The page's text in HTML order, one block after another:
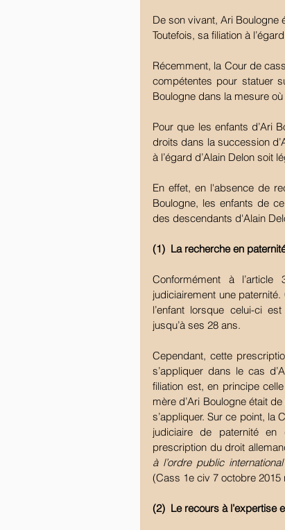
De son vivant, Ari Boulogne
Toutefois, sa filiation à
Récemment, la Cour de
compétentes pour statuer
Boulogne dans la mesure
Pour que les enfants d’Ari
droits dans la succession
à l’égard d’Alain Delon soit
En effet, en l'absence de
Boulogne, les enfants de
des descendants d'Alain
(1)  La recherche en
Conformément à
judiciairement une
l’enfant lorsque celui-ci
jusqu’à ses 28 ans.
Cependant, cette
s’appliquer dans le cas
filiation est, en principe
mère d’Ari Boulogne était
s’appliquer. Sur ce point, la
judiciaire de paternité
prescription du droit
à l’ordre public
(Cass 1e civ 7 octobre 2015
(2)  Le recours à l’expertise